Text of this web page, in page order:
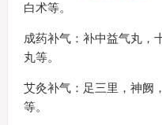
白术等。
成药补气：补中益气丸，
丸等。
艾灸补气：足三里，神阙
等。